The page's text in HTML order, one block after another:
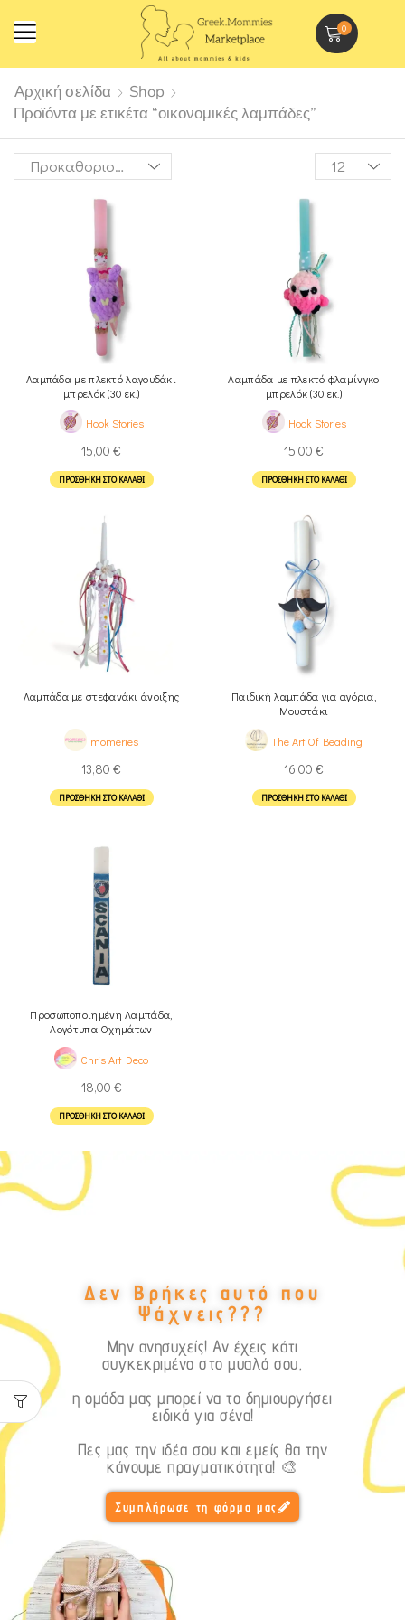
0
Αρχική σελίδα
Shop
Προϊόντα με ετικέτα “οικονομικές λαμπάδες”
Λαμπάδα με πλεκτό λαγουδάκι
μπρελόκ (30 εκ.)
Hook Stories
15,00 €
ΠΡΟΣΘΉΚΗ ΣΤΟ ΚΑΛΆΘΙ
Λαμπάδα με πλεκτό φλαμίνγκο
μπρελόκ (30 εκ.)
Hook Stories
15,00 €
ΠΡΟΣΘΉΚΗ ΣΤΟ ΚΑΛΆΘΙ
Λαμπάδα με στεφανάκι άνοιξης
momeries
13,80 €
ΠΡΟΣΘΉΚΗ ΣΤΟ ΚΑΛΆΘΙ
Παιδική λαμπάδα για αγόρια,
Μουστάκι
The Art Of Beading
16,00 €
ΠΡΟΣΘΉΚΗ ΣΤΟ ΚΑΛΆΘΙ
Προσωποποιημένη Λαμπάδα,
Λογότυπα Οχημάτων
Chris Art Deco
18,00 €
ΠΡΟΣΘΉΚΗ ΣΤΟ ΚΑΛΆΘΙ
Δεν Βρήκες αυτό που
Ψάχνεις???
Μην ανησυχείς! Αν έχεις κάτι
συγκεκριμένο στο μυαλό σου,
η ομάδα μας μπορεί να το δημιουργήσει
ειδικά για σένα!
Πες μας την ιδέα σου και εμείς θα την
κάνουμε πραγματικότητα! 🎨
Συμπλήρωσε τη φόρμα μας